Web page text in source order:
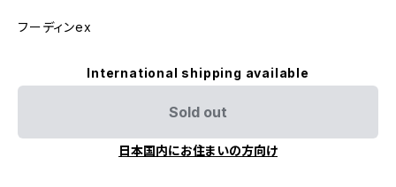
フーディンex
International shipping available
Sold out
日本国内にお住まいの方向け